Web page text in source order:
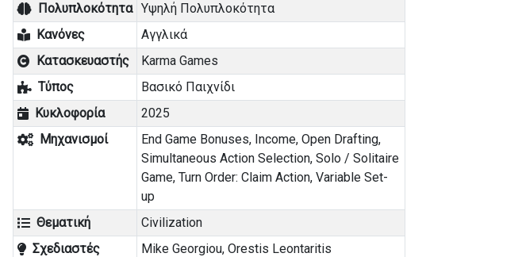
Πολυπλοκότητα Υψηλή Πολυπλοκότητα
Κανόνες
Αγγλικά
Κατασκευαστής
Karma Games
Τύπος
Βασικό Παιχνίδι
Κυκλοφορία
2025
Μηχανισμοί
End Game Bonuses, Income, Open Drafting,
Simultaneous Action Selection, Solo / Solitaire
Game, Turn Order: Claim Action, Variable Set-
up
Θεματική
Civilization
Σχεδιαστές
Mike Georgiou, Orestis Leontaritis